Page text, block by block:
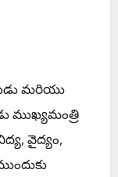
మరియు
ముఖ్యమంత్రి
వైద్యం,